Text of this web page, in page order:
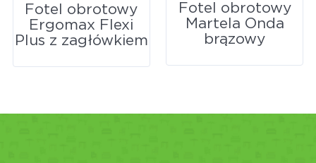
Fotel obrotowy
Ergomax Flexi
Plus z zagłówkiem
Fotel obrotowy
Martela Onda
brązowy